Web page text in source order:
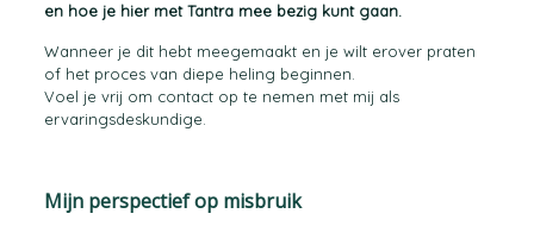
en hoe je hier met Tantra mee bezig kunt gaan.
Wanneer je dit hebt meegemaakt en je wilt erover praten
of het proces van diepe heling beginnen.
Voel je vrij om contact op te nemen met mij als
ervaringsdeskundige.
Mijn perspectief op misbruik